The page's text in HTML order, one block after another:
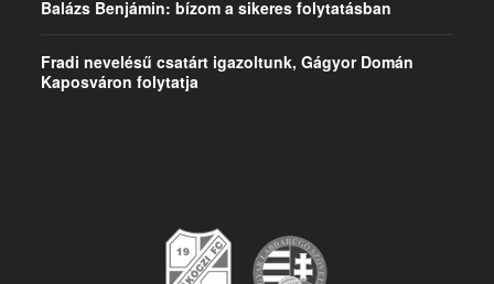
Balázs Benjámin: bízom a sikeres folytatásban
Fradi nevelésű csatárt igazoltunk, Gágyor Domán
Kaposváron folytatja